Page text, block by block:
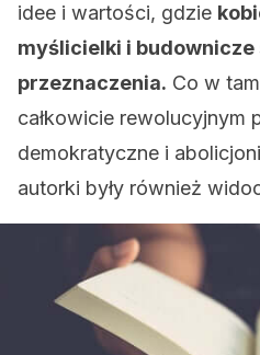
idee i wartości, gdzie
myślicielki i budownicze
przeznaczenia. Co w
całkowicie rewolucyjnym
demokratyczne i
autorki były również